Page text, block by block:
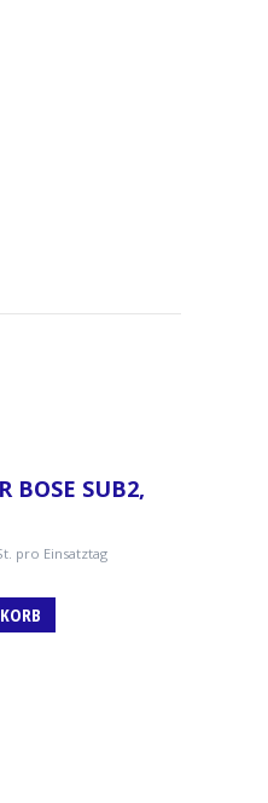
BOSE SUB2,
pro Einsatztag